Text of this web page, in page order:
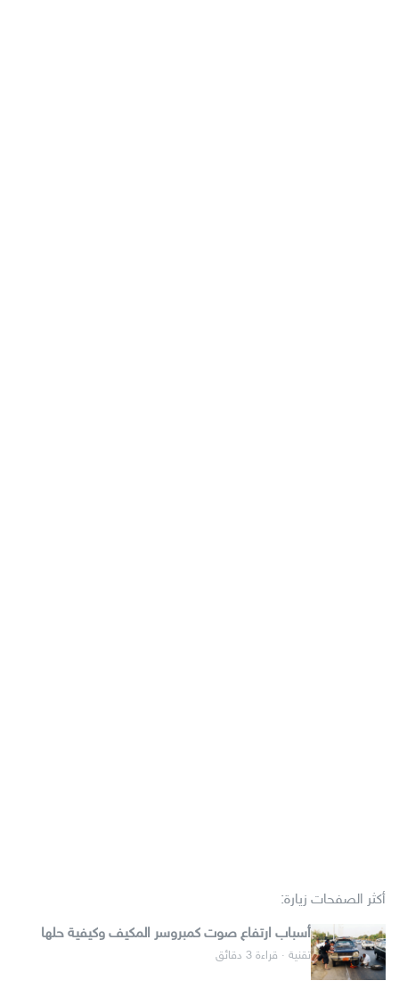
أكثر الصفحات زيارة:
أسباب ارتفاع صوت كمبروسر المكيف وكيفية حلها
تقنية · قراءة 3 دقائق